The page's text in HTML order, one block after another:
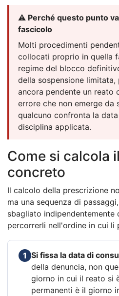
⚠️ Perché questo punto
fascicolo
Molti procedimenti
collocati proprio in quella
regime del blocco
della sospensione
ancora pendente un reato
errore che non emerge da
qualcuno confronta la
disciplina applicata.
Come si calcola
concreto
Il calcolo della prescrizione
ma una sequenza di
sbagliato indipendentemente
percorrerli nell'ordine in cui li
1 Si fissa la data di
della denuncia, non
giorno in cui il reato si
permanenti è il giorno